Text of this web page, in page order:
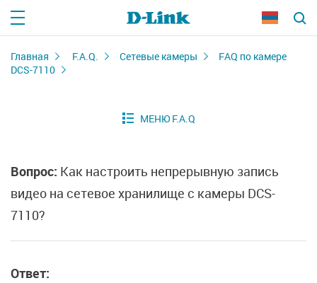
Главная F.A.Q. Сетевые камеры
FAQ по камере
DCS-7110
Вопрос: Как настроить непрерывную запись
видео на сетевое хранилище с камеры DCS-
7110?
Ответ: